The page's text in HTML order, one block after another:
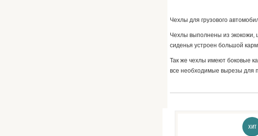
Чехлы для грузового
Чехлы выполнены из экокожи,
сиденья устроен большой
Так же чехлы имеют боковые
все необходимые вырезы для
ХИТ